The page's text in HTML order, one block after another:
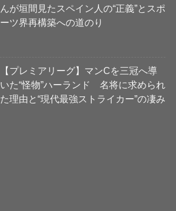
んが垣間見たスペイン人の“正義”とスポ
ーツ界再構築への道のり
【プレミアリーグ】マンCを三冠へ導
いた“怪物”ハーランド 名将に求められ
た理由と“現代最強ストライカー”の凄み